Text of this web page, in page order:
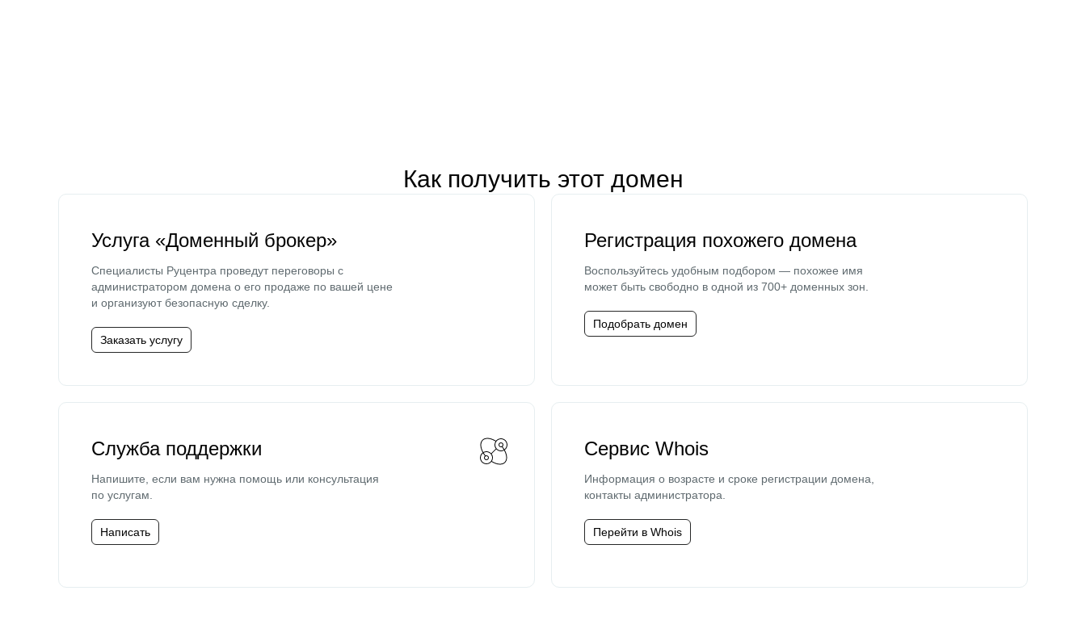
Как получить этот домен
Услуга «Доменный брокер»
Специалисты Руцентра проведут переговоры с
администратором домена о его продаже по вашей цене
и организуют безопасную сделку.
Заказать услугу
Регистрация похожего домена
Воспользуйтесь удобным подбором — похожее имя
может быть свободно в одной из 700+ доменных зон.
Подобрать домен
Служба поддержки
Напишите, если вам нужна помощь или консультация
по услугам.
Написать
Сервис Whois
Информация о возрасте и сроке регистрации домена,
контакты администратора.
Перейти в Whois